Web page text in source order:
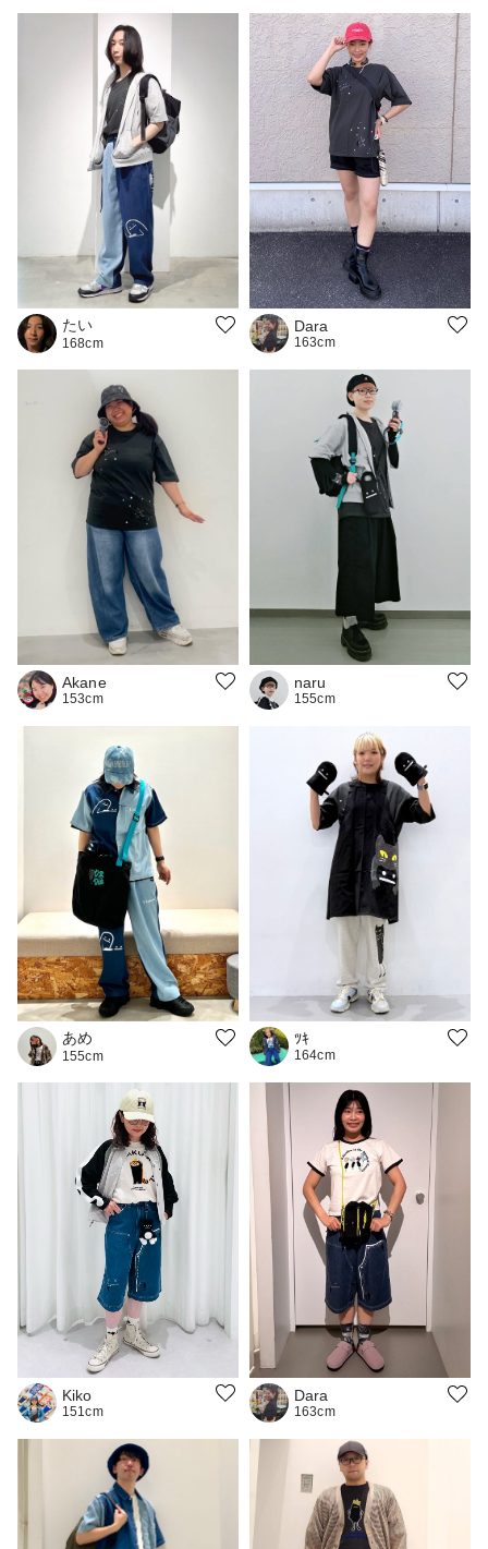
たい
168cm
Dara
163cm
Akane
153cm
naru
155cm
あめ
155cm
ﾂｷ
164cm
Kiko
151cm
Dara
163cm